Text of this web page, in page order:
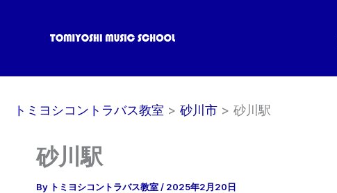
トミヨシコントラバス教室 砂川市 砂川駅
砂川駅
By トミヨシコントラバス教室/ 2025年2月20日